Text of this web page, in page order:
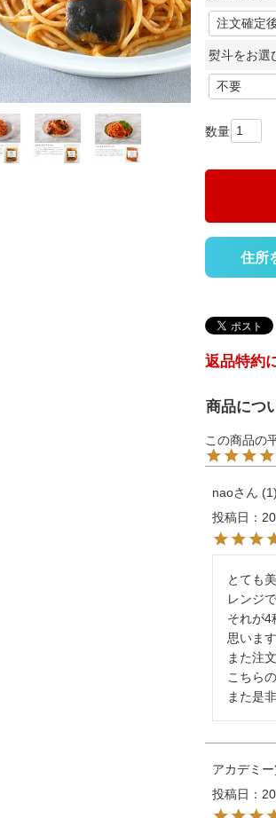
熨斗をお選
住所
返品特約
商品につ
nao
1
投稿日
とても
レンジ
それが4
思いま
また注
こちら
また是
アカデミ
投稿日